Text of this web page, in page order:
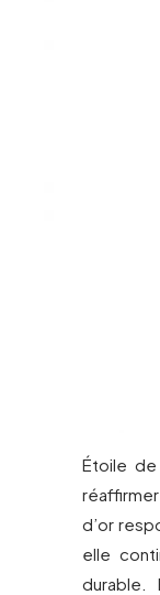
Étoile de
d’or
elle
durable.